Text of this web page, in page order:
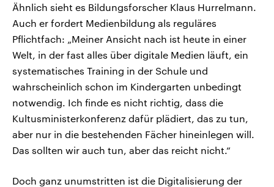
Ähnlich sieht es Bildungsforscher Klaus Hurrelmann.
Auch er fordert Medienbildung als reguläres
Pflichtfach: „Meiner Ansicht nach ist heute in einer
Welt, in der fast alles über digitale Medien läuft, ein
systematisches Training in der Schule und
wahrscheinlich schon im Kindergarten unbedingt
notwendig. Ich finde es nicht richtig, dass die
Kultusministerkonferenz dafür plädiert, das zu tun,
aber nur in die bestehenden Fächer hineinlegen will.
Das sollten wir auch tun, aber das reicht nicht.“
Doch ganz unumstritten ist die Digitalisierung der